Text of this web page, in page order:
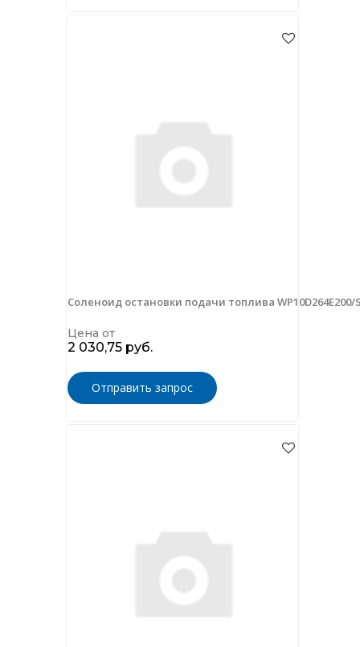
Соленоид остановки подачи топлива
Цена от
2 030,75 руб.
Отправить запрос